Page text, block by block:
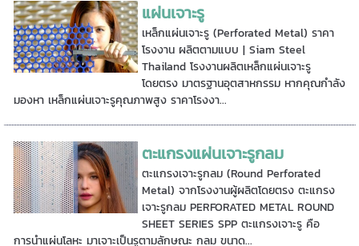
แผ่นเจาะรู
เหล็กแผ่นเจาะรู (Perforated Metal) ราคา
โรงงาน ผลิตตามแบบ | Siam Steel
Thailand โรงงานผลิตเหล็กแผ่นเจาะรู
โดยตรง มาตรฐานอุตสาหกรรม หากคุณกำลัง
มองหา เหล็กแผ่นเจาะรูคุณภาพสูง ราคาโรงงา...
ตะแกรงแผ่นเจาะรูกลม
ตะแกรงเจาะรูกลม (Round Perforated
Metal) จากโรงงานผู้ผลิตโดยตรง ตะแกรง
เจาะรูกลม PERFORATED METAL ROUND
SHEET SERIES SPP ตะแกรงเจาะรู คือ
การนำแผ่นโลหะ มาเจาะเป็นรูตามลักษณะ กลม ขนาด...